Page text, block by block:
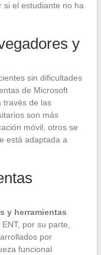
si el estudiante no ha
y
sin dificultades
de Microsoft
través de las
son más
móvil, otros se
está adaptada a
y herramientas
ENT, por su parte,
por
funcional